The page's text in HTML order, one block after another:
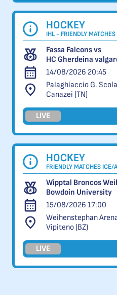
HOCKEY
IHL - FRIENDLY MATCHES
Fassa Falcons vs
HC Gherdeina
14/08/2026 20:45
Palaghiaccio G.
Canazei (TN)
LIVE
HOCKEY
FRIENDLY MATCHES
Wipptal Broncos
Bowdoin University
15/08/2026 17:00
Weihenstephan
Vipiteno (BZ)
LIVE